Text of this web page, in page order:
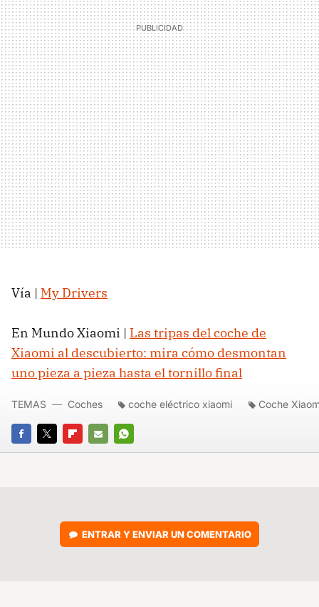
Vía | My Drivers
En Mundo Xiaomi | Las tripas del coche de
Xiaomi al descubierto: mira cómo desmontan
uno pieza a pieza hasta el tornillo final
FACEBOOK
TWITTERFLIPBOARD
E-
WHATSAPP
TEMAS Coches coche eléctrico xiaomi Coche
ENTRAR Y ENVIAR UN COMENTARIO